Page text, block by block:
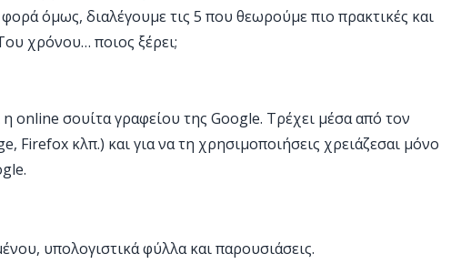
όμως, διαλέγουμε τις 5 που θεωρούμε πιο πρακτικές και
χρόνου… ποιος ξέρει;
online σουίτα γραφείου της Google. Τρέχει μέσα από τον
Firefox κλπ.) και για να τη χρησιμοποιήσεις χρειάζεσαι μόνο
υπολογιστικά φύλλα και παρουσιάσεις.